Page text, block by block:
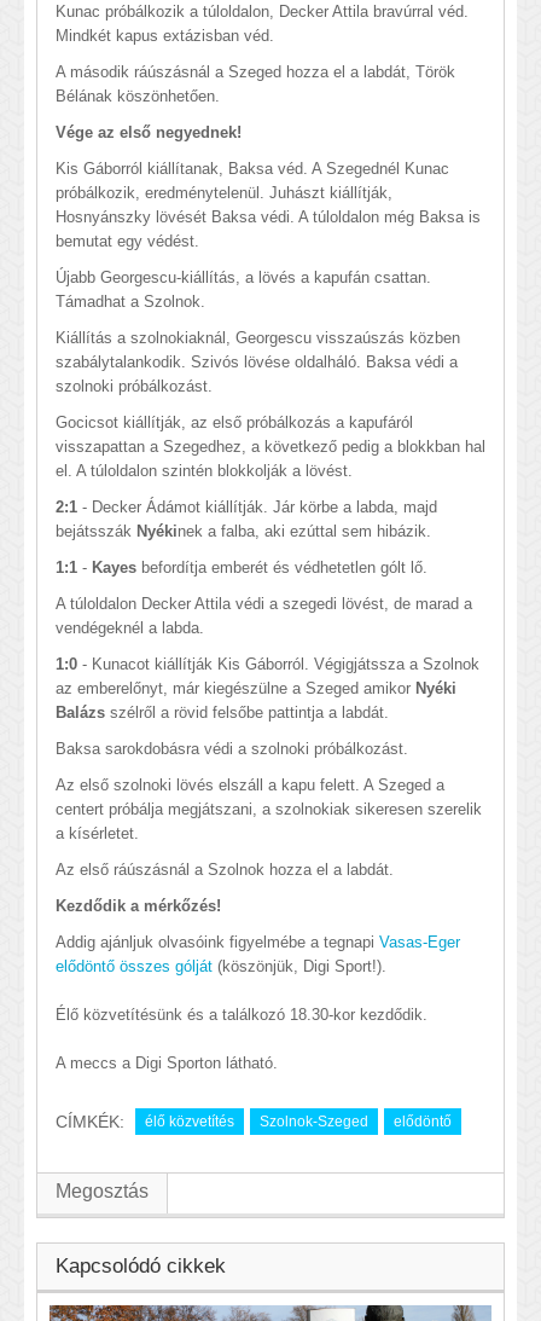
Kunac próbálkozik a túloldalon, Decker Attila bravúrral véd.
Mindkét kapus extázisban véd.
A második ráúszásnál a Szeged hozza el a labdát, Török
Bélának köszönhetően.
Vége az első negyednek!
Kis Gáborról kiállítanak, Baksa véd. A Szegednél Kunac
próbálkozik, eredménytelenül. Juhászt kiállítják,
Hosnyánszky lövését Baksa védi. A túloldalon még Baksa is
bemutat egy védést.
Újabb Georgescu-kiállítás, a lövés a kapufán csattan.
Támadhat a Szolnok.
Kiállítás a szolnokiaknál, Georgescu visszaúszás közben
szabálytalankodik. Szivós lövése oldalháló. Baksa védi a
szolnoki próbálkozást.
Gocicsot kiállítják, az első próbálkozás a kapufáról
visszapattan a Szegedhez, a következő pedig a blokkban hal
el. A túloldalon szintén blokkolják a lövést.
2:1 - Decker Ádámot kiállítják. Jár körbe a labda, majd
bejátsszák Nyékinek a falba, aki ezúttal sem hibázik.
1:1 - Kayes befordítja emberét és védhetetlen gólt lő.
A túloldalon Decker Attila védi a szegedi lövést, de marad a
vendégeknél a labda.
1:0 - Kunacot kiállítják Kis Gáborról. Végigjátssza a Szolnok
az emberelőnyt, már kiegészülne a Szeged amikor Nyéki
Balázs szélről a rövid felsőbe pattintja a labdát.
Baksa sarokdobásra védi a szolnoki próbálkozást.
Az első szolnoki lövés elszáll a kapu felett. A Szeged a
centert próbálja megjátszani, a szolnokiak sikeresen szerelik
a kísérletet.
Az első ráúszásnál a Szolnok hozza el a labdát.
Kezdődik a mérkőzés!
Addig ajánljuk olvasóink figyelmébe a tegnapi Vasas-Eger
elődöntő összes gólját (köszönjük, Digi Sport!).
Élő közvetítésünk és a találkozó 18.30-kor kezdődik.
A meccs a Digi Sporton látható.
CÍMKÉK: élő közvetítés Szolnok-Szeged elődöntő
Megosztás
Kapcsolódó cikkek